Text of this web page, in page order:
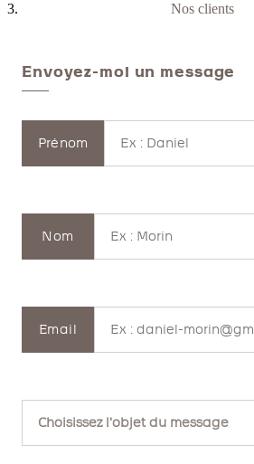
Nos clients
Envoyez-moi un message
Prénom
Nom
Email